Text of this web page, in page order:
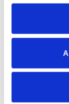
politisches Signal
„H2 Mobility“
wachsende